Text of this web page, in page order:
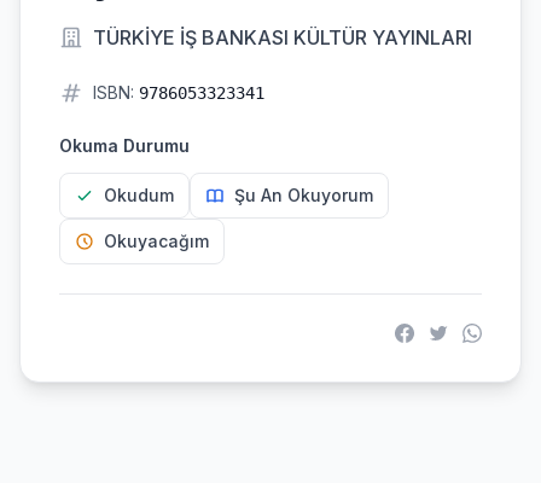
TÜRKİYE İŞ BANKASI KÜLTÜR YAYINLARI
ISBN: 9786053323341
Okuma Durumu
Okudum Şu An Okuyorum
Okuyacağım